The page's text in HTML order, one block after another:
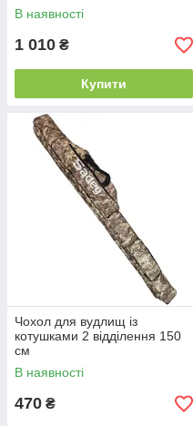
В наявності
1 010 ₴
Купити
Чохол для вудлищ із
котушками 2 відділення 150
см
В наявності
470 ₴